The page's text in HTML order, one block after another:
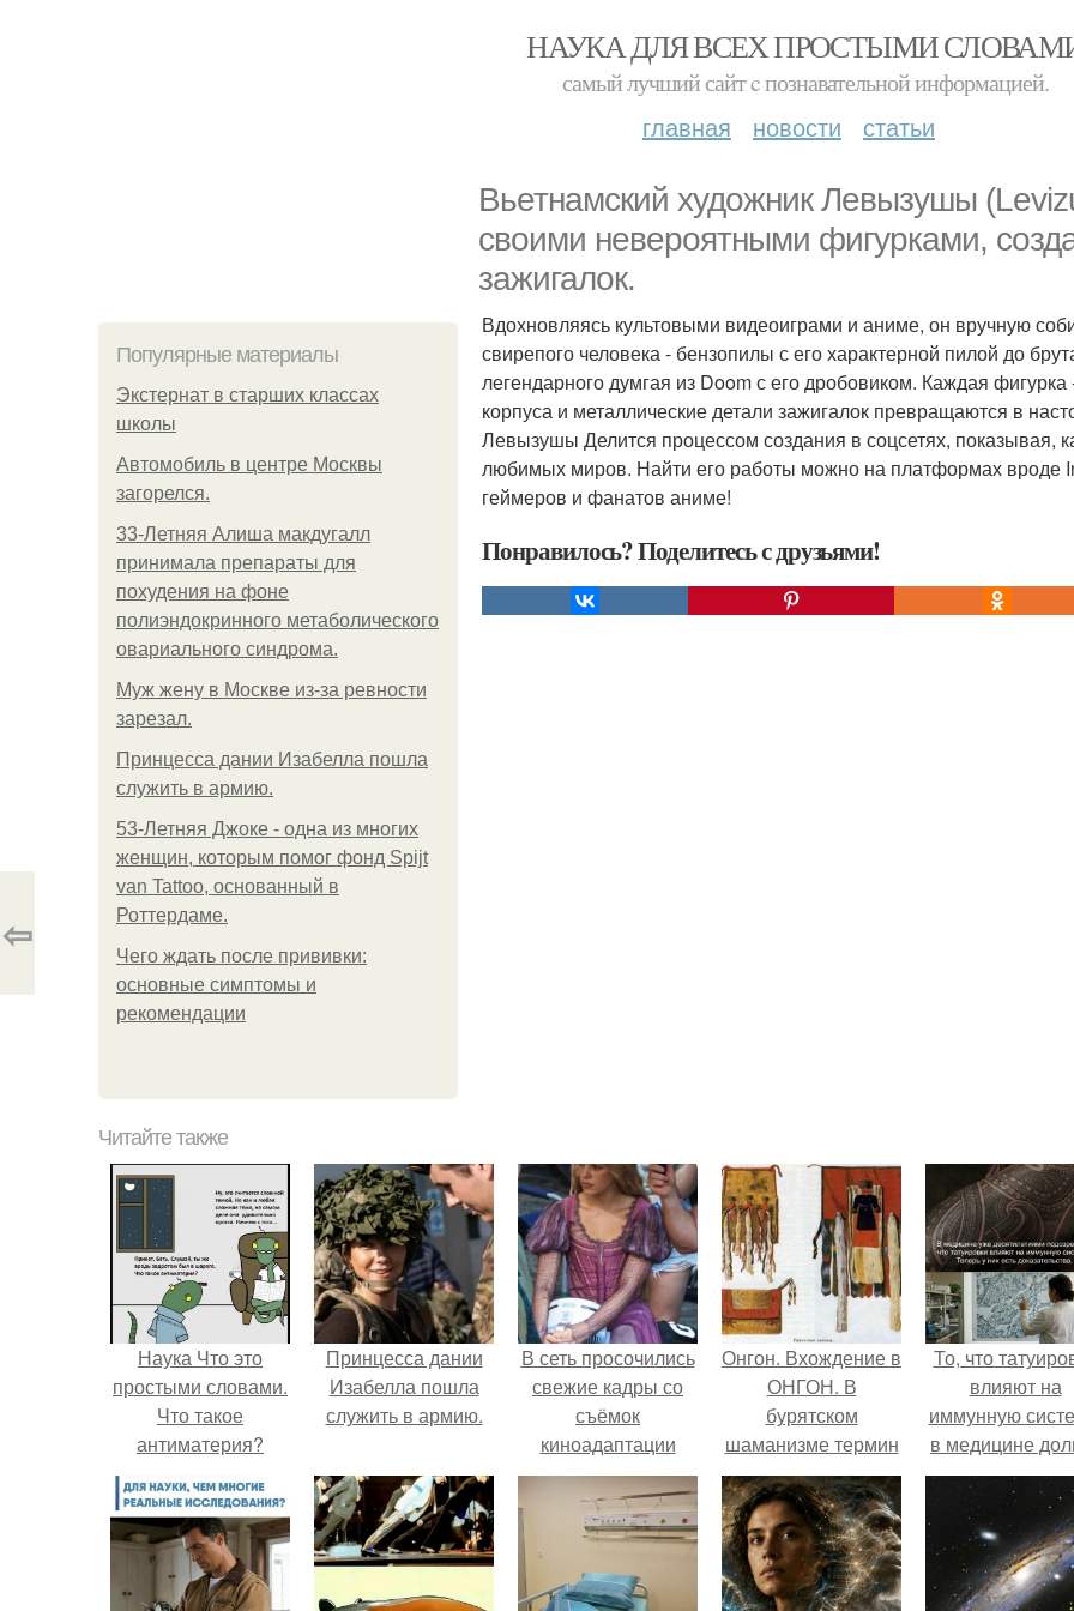
НАУКА ДЛЯ ВСЕХ ПРОСТЫМИ
самый лучший сайт c познавательной информацией.
главная новости статьи
Вьетнамский художник Левызушы
своими невероятными фигурками,
зажигалок.
Популярные материалы
Экстернат в старших классах
школы
Автомобиль в центре Москвы
загорелся.
33-Летняя Алиша макдугалл
принимала препараты для
похудения на фоне
полиэндокринного метаболического
овариального синдрома.
Mуж жену в Москве из-за ревности
зарезал.
Принцесса дании Изабелла пошла
служить в армию.
53-Летняя Джоке - одна из многих
женщин, которым помог фонд Spijt
van Tattoo, основанный в
Роттердаме.
Чего ждать после прививки:
основные симптомы и
рекомендации
Вдохновляясь культовыми видеоиграми и аниме, он вручную
свирепого человека - бензопилы с его характерной пилой до
легендарного думгая из Doom с его дробовиком. Каждая
корпуса и металлические детали зажигалок превращаются в
Левызушы Делится процессом создания в соцсетях, показывая,
любимых миров. Найти его работы можно на платформах вроде
геймеров и фанатов аниме!
Понравилось? Поделитесь с друзьями!
⇦
Читайте также
Наука Что это
простыми словами.
Что такое
антиматерия?
Принцесса дании
Изабелла пошла
служить в армию.
В сеть просочились
свежие кадры со
съёмок
киноадаптации
"Рапунцель", и всё
внимание
моментально
приковано к Тиган
Онгон. Вхождение в
ОНГОН. В
бурятском
шаманизме термин
онгон означает
"Божество, дух".
То, что
влияют на
иммунную
в медицине
время
лишь как